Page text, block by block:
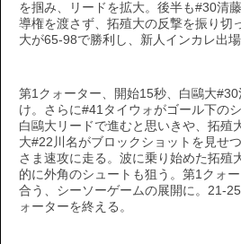
を掴み、リードを拡大。後半も#30清
導権を渡さず、拓殖大の反撃を振り切
大が65-98で勝利し、新人インカレ出
第1クォーター、開始15秒、白鷗大
け。さらに#41タイウォがゴール下の
白鷗大リードで進むと思いきや、拓殖
大#22川名がブロックショットを見せ
さま速攻に走る。波に乗り始めた拓殖
的に外角のシュートも狙う。第1クォ
合う、シーソーゲームの展開に。21-
ォーターを終える。